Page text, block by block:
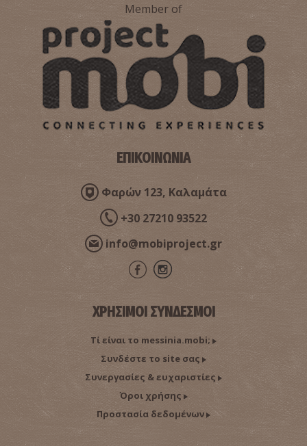
Member of
ΕΠΙΚΟΙΝΩΝΙΑ
Φαρών 123, Καλαμάτα
+30 27210 93522
info@mobiproject.gr
ΧΡΗΣΙΜΟΙ ΣΥΝΔΕΣΜΟΙ
Τί είναι το messinia.mobi;
Συνδέστε το site σας
Συνεργασίες & ευχαριστίες
Όροι χρήσης
Προστασία δεδομένων